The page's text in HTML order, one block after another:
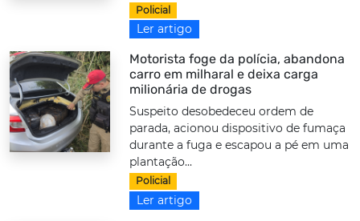
Policial
Ler artigo
Motorista foge da polícia, abandona
carro em milharal e deixa carga
milionária de drogas
Suspeito desobedeceu ordem de
parada, acionou dispositivo de fumaça
durante a fuga e escapou a pé em uma
plantação...
Policial
Ler artigo